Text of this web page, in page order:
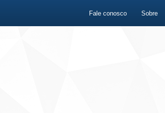
Fale conosco Sobre